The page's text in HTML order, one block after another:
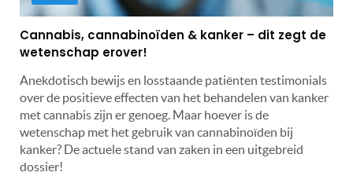
Cannabis, cannabinoïden & kanker – dit zegt de
wetenschap erover!
Anekdotisch bewijs en losstaande patiënten testimonials
over de positieve effecten van het behandelen van kanker
met cannabis zijn er genoeg. Maar hoever is de
wetenschap met het gebruik van cannabinoïden bij
kanker? De actuele stand van zaken in een uitgebreid
dossier!